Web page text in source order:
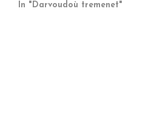
In "Darvoudoù tremenet"